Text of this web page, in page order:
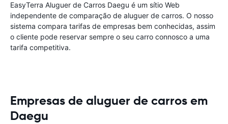
EasyTerra Aluguer de Carros Daegu é um sítio Web
independente de comparação de aluguer de carros. O nosso
sistema compara tarifas de empresas bem conhecidas, assim
o cliente pode reservar sempre o seu carro connosco a uma
tarifa competitiva.
Empresas de aluguer de carros em
Daegu